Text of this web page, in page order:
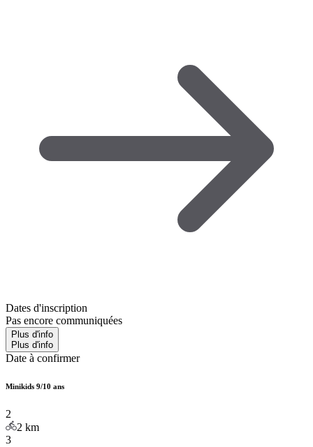
Dates d'inscription
Pas encore communiquées
Plus d'info
Plus d'info
Date à confirmer
Minikids 9/10 ans
2
2 km
3